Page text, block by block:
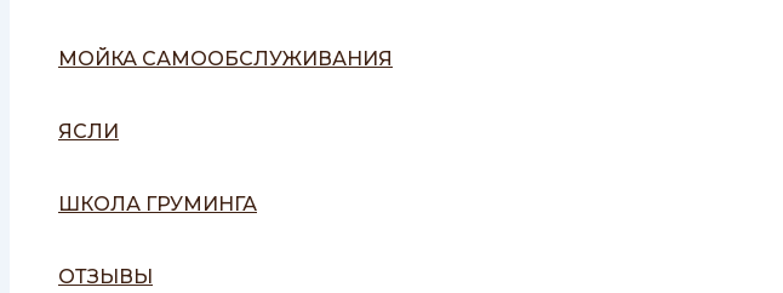
МОЙКА САМООБСЛУЖИВАНИЯ
ЯСЛИ
ШКОЛА ГРУМИНГА
ОТЗЫВЫ